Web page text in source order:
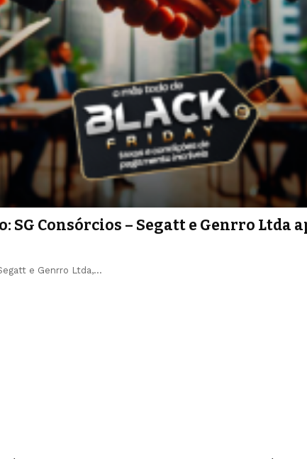
Consórcios – Segatt e Genrro Ltda
e Genrro Ltda,…